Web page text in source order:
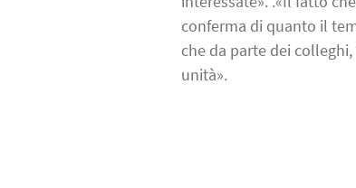
conferma di quanto il
che da parte dei
unità».